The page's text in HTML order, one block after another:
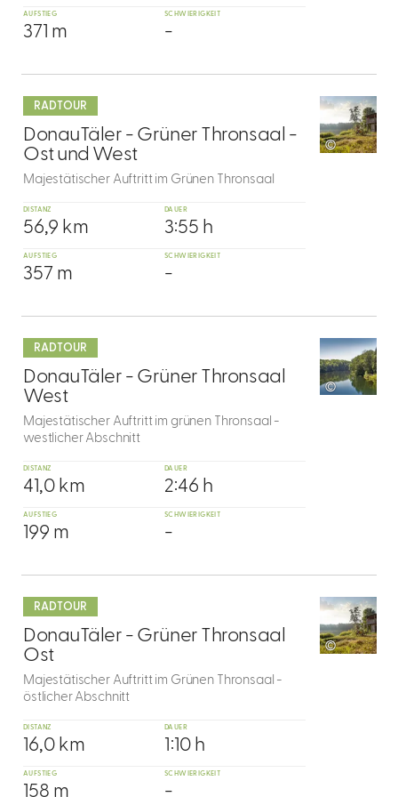
AUFSTIEG
371 m
SCHWIERIGKEIT
-
RADTOUR
7
DonauTäler - Grüner Thronsaal -
Ost und West
©
Majestätischer Auftritt im Grünen Thronsaal
DISTANZ
56,9 km
DAUER
3:55 h
AUFSTIEG
357 m
SCHWIERIGKEIT
-
dazu
RADTOUR
8
DonauTäler - Grüner Thronsaal
West
©
Majestätischer Auftritt im grünen Thronsaal -
westlicher Abschnitt
DISTANZ
41,0 km
DAUER
2:46 h
AUFSTIEG
199 m
SCHWIERIGKEIT
-
dazu
RADTOUR
9
DonauTäler - Grüner Thronsaal
Ost
©
Majestätischer Auftritt im Grünen Thronsaal -
östlicher Abschnitt
DISTANZ
16,0 km
DAUER
1:10 h
AUFSTIEG
158 m
SCHWIERIGKEIT
-
dazu